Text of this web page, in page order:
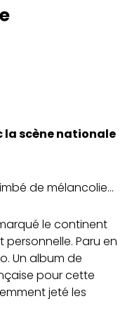
la scène nationale
de mélancolie…
le continent
Paru en
Un album de
pour cette
jeté les